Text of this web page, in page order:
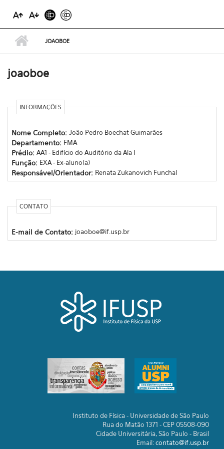
JOAOBOE
joaoboe
INFORMAÇÕES
Nome Completo: João Pedro Boechat Guimarães
Departamento: FMA
Prédio: AA1 - Edifício do Auditório da Ala I
Função: EXA - Ex-aluno(a)
Responsável/Orientador: Renata Zukanovich Funchal
CONTATO
E-mail de Contato: joaoboe@if.usp.br
Instituto de Física - Universidade de São Paulo
Rua do Matão 1371 - CEP 05508-090
Cidade Universitária, São Paulo - Brasil
Email:contato@if.usp.br